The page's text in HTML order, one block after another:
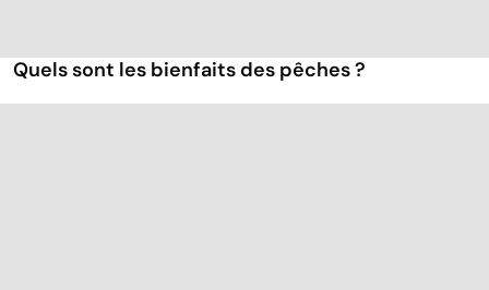
Quels sont les bienfaits des pêches ?